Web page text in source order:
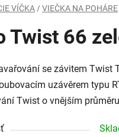
VÍČKA / VIEČKA NA POHÁRE
Twist 66
se závitem Twist
uzávěrem typu
Twist o vnějším